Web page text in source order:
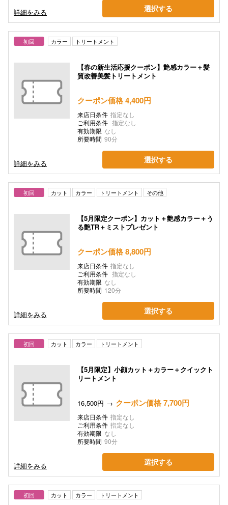
詳細をみる 選択する
初回 カラー トリートメント
【春の新生活応援クーポン】艶感カラー＋髪
質改善美髪トリートメント
クーポン価格 4,400円
来店日条件 指定なし
ご利用条件 指定なし
有効期限 なし
所要時間 90分
詳細をみる 選択する
初回 カット カラー トリートメント その他
【5月限定クーポン】カット＋艶感カラー＋う
る艶TR＋ミストプレゼント
クーポン価格 8,800円
来店日条件 指定なし
ご利用条件 指定なし
有効期限 なし
所要時間 120分
詳細をみる 選択する
初回 カット カラー トリートメント
【5月限定】小顔カット＋カラー＋クイックト
リートメント
16,500円 クーポン価格 7,700円
来店日条件 指定なし
ご利用条件 指定なし
有効期限 なし
所要時間 90分
詳細をみる 選択する
初回 カット カラー トリートメント